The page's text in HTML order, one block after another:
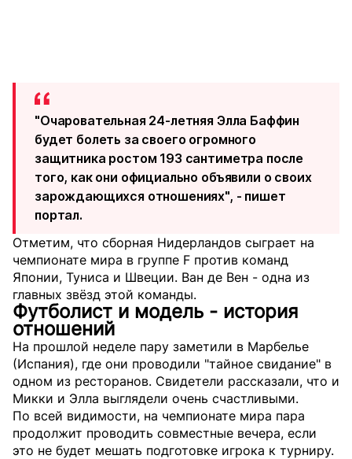
"Очаровательная 24-летняя Элла Баффин
будет болеть за своего огромного
защитника ростом 193 сантиметра после
того, как они официально объявили о своих
зарождающихся отношениях", - пишет
портал.
Отметим, что сборная Нидерландов сыграет на
чемпионате мира в группе F против команд
Японии, Туниса и Швеции. Ван де Вен - одна из
главных звёзд этой команды.
Футболист и модель - история
отношений
На прошлой неделе пару заметили в Марбелье
(Испания), где они проводили "тайное свидание" в
одном из ресторанов. Свидетели рассказали, что и
Микки и Элла выглядели очень счастливыми.
По всей видимости, на чемпионате мира пара
продолжит проводить совместные вечера, если
это не будет мешать подготовке игрока к турниру.